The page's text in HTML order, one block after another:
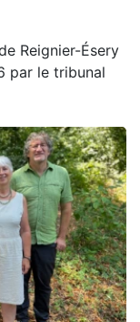
Reignier-Ésery
par le tribunal